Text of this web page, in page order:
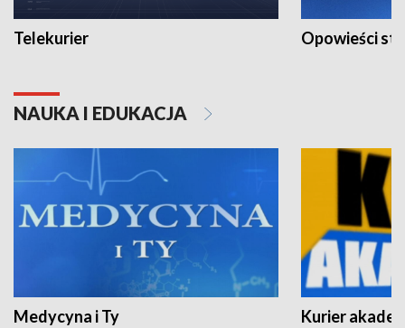
Telekurier Opowieści
NAUKA I EDUKACJA
Medycyna i Ty Kurier